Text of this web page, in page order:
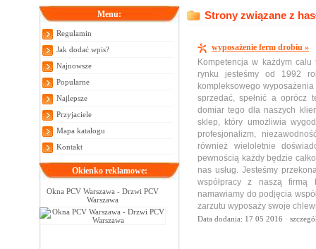
Menu:
Regulamin
Jak dodać wpis?
Najnowsze
Popularne
Najlepsze
Przyjaciele
Mapa katalogu
Kontakt
Okienko reklamowe:
Okna PCV Warszawa - Drzwi PCV
Warszawa
Strony związane z
wyposażenie ferm drobiu »
Kompetencja w każdym
rynku jesteśmy od 1992
kompleksowego
sprzedać, spełnić a oprócz
domiar tego dla naszych
sklep, który umożliwia
profesjonalizm,
również wieloletnie
pewnością każdy będzie
nas usług. Jesteśmy
współpracy z naszą firmą
namawiamy do podjęcia
zarzutu wyposaży swoje
Data dodania: 17 05 2016 ·